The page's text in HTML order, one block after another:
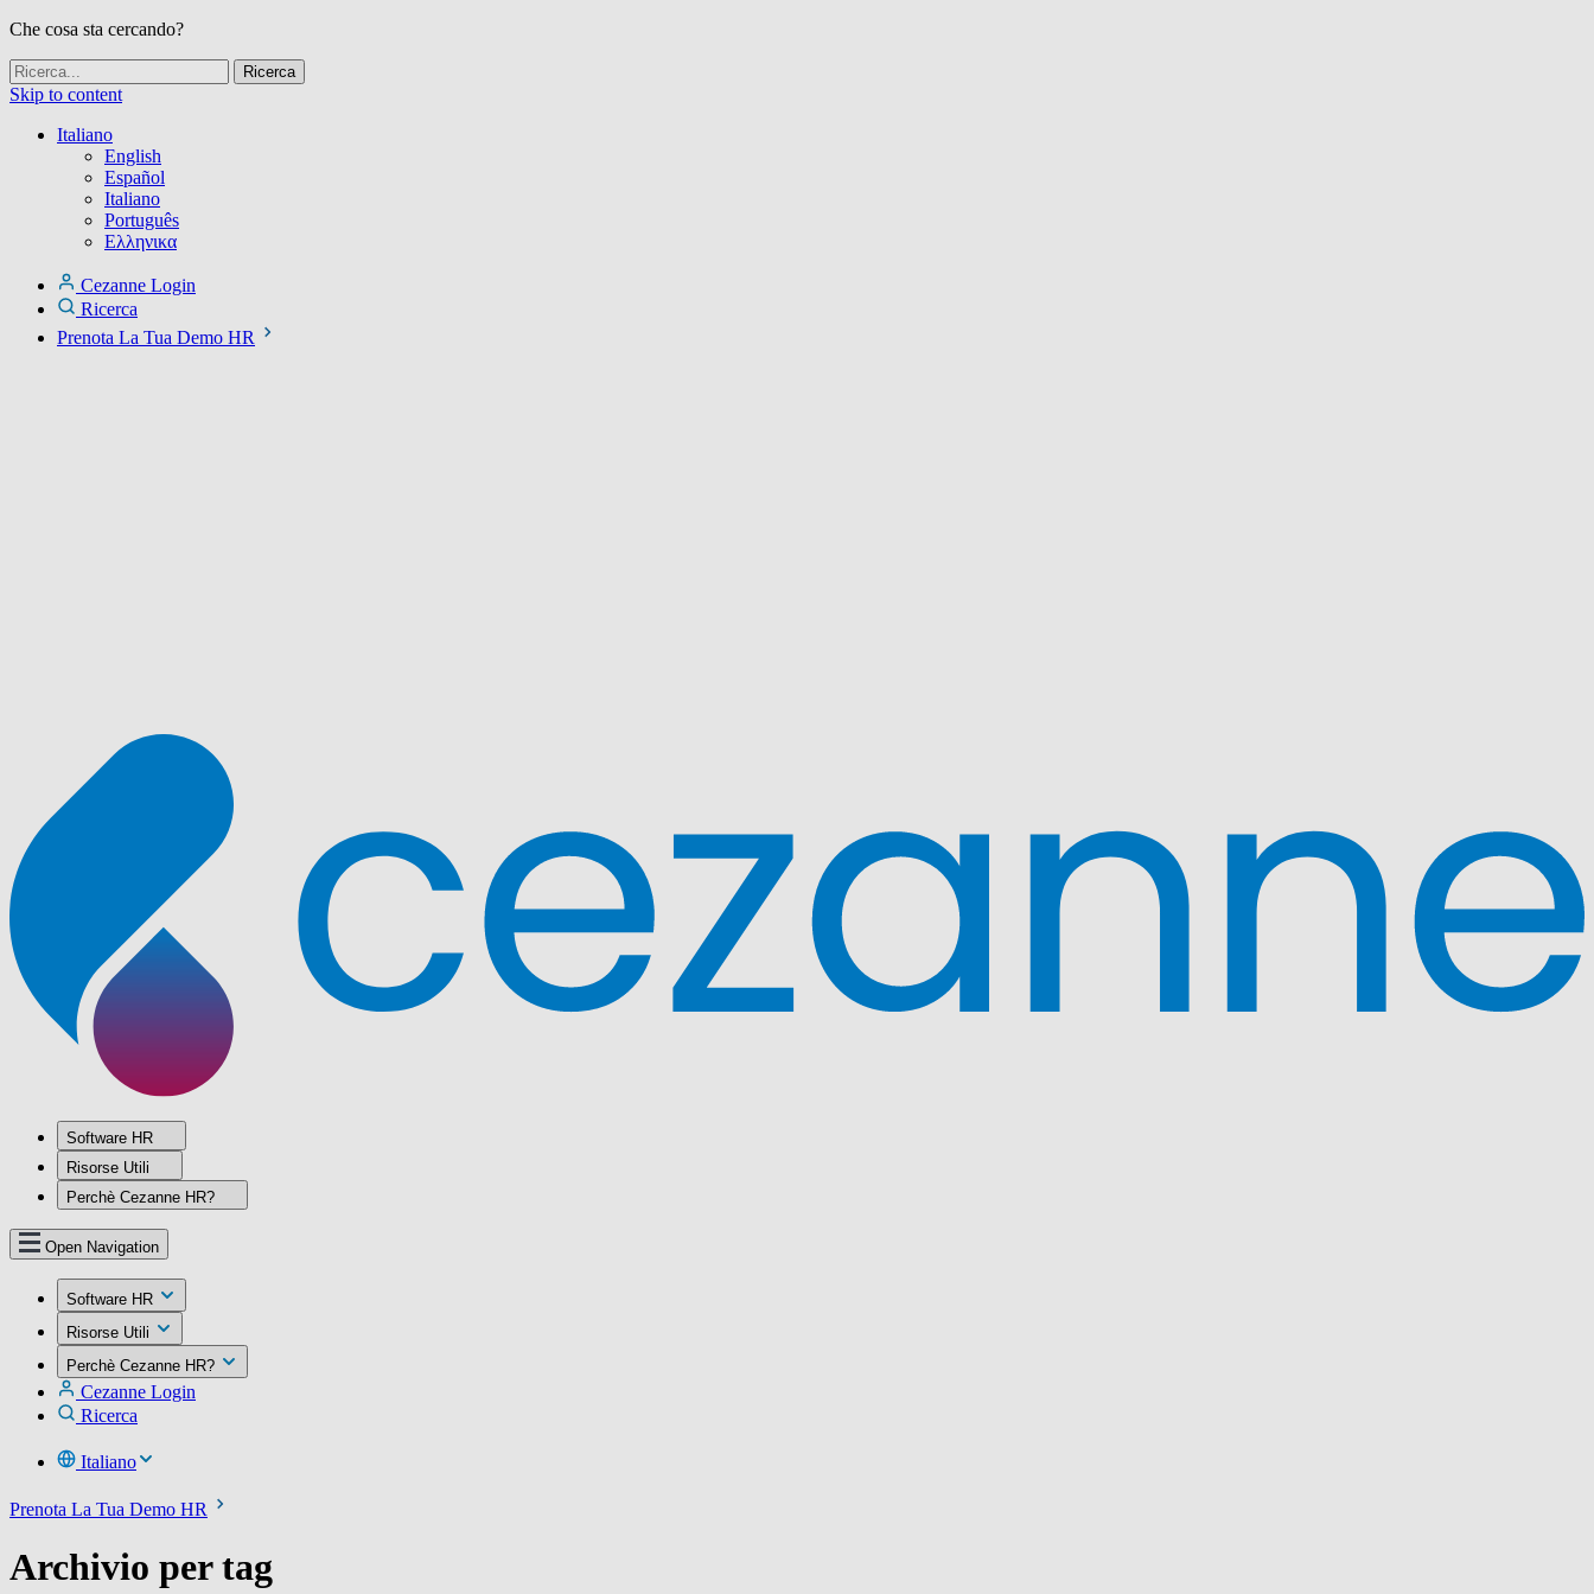
Che cosa sta cercando?
Skip to content
Italiano
English
Español
Italiano
Português
Ελληνικα
Cezanne Login
Ricerca
Prenota La Tua Demo HR
Software HR
Risorse Utili
Perchè Cezanne HR?
Open Navigation
Software HR
Risorse Utili
Perchè Cezanne HR?
Cezanne Login
Ricerca
Italiano
Prenota La Tua Demo HR
Archivio per tag